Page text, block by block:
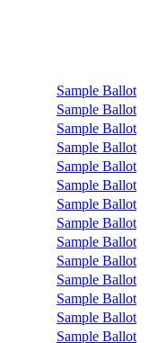
Sample Ballot
Sample Ballot
Sample Ballot
Sample Ballot
Sample Ballot
Sample Ballot
Sample Ballot
Sample Ballot
Sample Ballot
Sample Ballot
Sample Ballot
Sample Ballot
Sample Ballot
Sample Ballot